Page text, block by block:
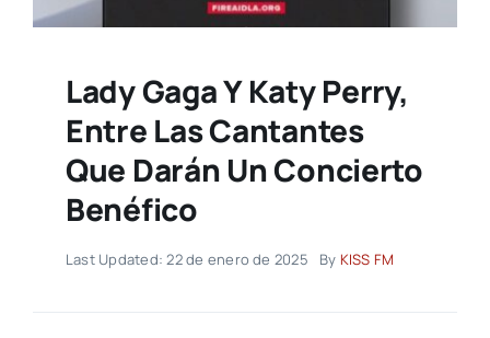
Lady Gaga Y Katy Perry,
Entre Las Cantantes
Que Darán Un Concierto
Benéfico
Last Updated: 22 de enero de 2025 By KISS FM